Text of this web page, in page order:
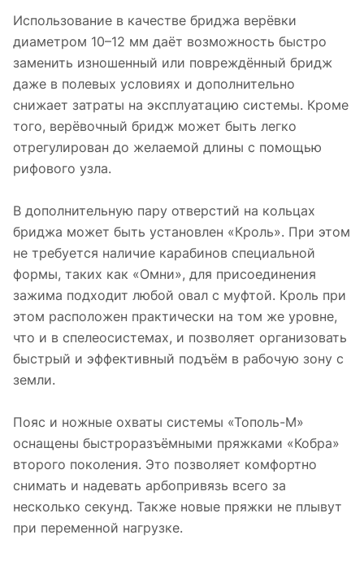
Использование в качестве бриджа верёвки
диаметром 10–12 мм даёт возможность быстро
заменить изношенный или повреждённый бридж
даже в полевых условиях и дополнительно
снижает затраты на эксплуатацию системы. Кроме
того, верёвочный бридж может быть легко
отрегулирован до желаемой длины с помощью
рифового узла.
В дополнительную пару отверстий на кольцах
бриджа может быть установлен «Кроль». При этом
не требуется наличие карабинов специальной
формы, таких как «Омни», для присоединения
зажима подходит любой овал с муфтой. Кроль при
этом расположен практически на том же уровне,
что и в спелеосистемах, и позволяет организовать
быстрый и эффективный подъём в рабочую зону с
земли.
Пояс и ножные охваты системы «Тополь-М»
оснащены быстроразъёмными пряжками «Кобра»
второго поколения. Это позволяет комфортно
снимать и надевать арбопривязь всего за
несколько секунд. Также новые пряжки не плывут
при переменной нагрузке.